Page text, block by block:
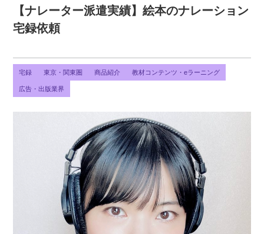
【ナレーター派遣実績】絵本のナレーション
宅録依頼
宅録 東京・関東圏 商品紹介 教材コンテンツ・eラーニング
広告・出版業界